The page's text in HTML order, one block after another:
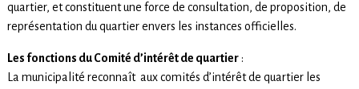
quartier, et constituent une force de consultation, de proposition, de
représentation du quartier envers les instances officielles.
Les fonctions du Comité d’intérêt de quartier:
La municipalité reconnaît aux comités d’intérêt de quartier les